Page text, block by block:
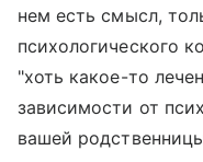
нем есть смысл,
психологического
"хоть какое-то
зависимости от
вашей